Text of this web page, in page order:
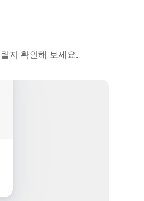
지 확인해 보세요.